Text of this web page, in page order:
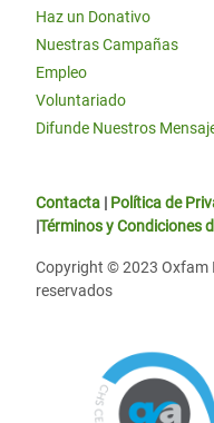
Haz un Donativo
Nuestras Campañas
Empleo
Voluntariado
Difunde Nuestros
Contacta | Política de
|Términos y Condiciones
Copyright © 2023 Oxfam
reservados